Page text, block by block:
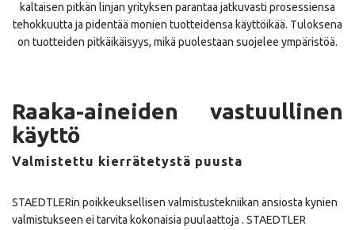
kaltaisen pitkän linjan yrityksen parantaa jatkuvasti prosessiensa
tehokkuutta ja pidentää monien tuotteidensa käyttöikää. Tuloksena
on tuotteiden pitkäikäisyys, mikä puolestaan suojelee ympäristöä.
Raaka-aineiden vastuullinen
käyttö
Valmistettu kierrätetystä puusta
STAEDTLERin poikkeuksellisen valmistustekniikan ansiosta kynien
valmistukseen ei tarvita kokonaisia puulaattoja . STAEDTLER